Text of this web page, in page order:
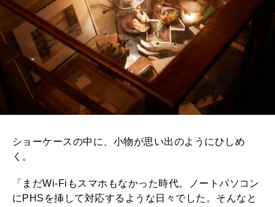
ショーケースの中に、小物が思い出のようにひしめ
く。
「まだWi-Fiもスマホもなかった時代。ノートパソコン
にPHSを挿して対応するような日々でした。そんなと